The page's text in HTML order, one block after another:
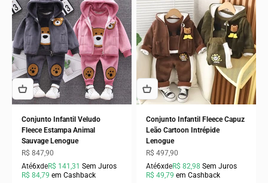
Conjunto Infantil Veludo
Fleece Estampa Animal
Sauvage Lenogue
Preço promocional
R$ 847,90
Até6xdeR$ 141,31 Sem Juros
R$ 84,79 em Cashback
Conjunto Infantil Fleece Capuz
Leão Cartoon Intrépide
Lenogue
Preço promocional
R$ 497,90
Até6xdeR$ 82,98 Sem Juros
R$ 49,79 em Cashback